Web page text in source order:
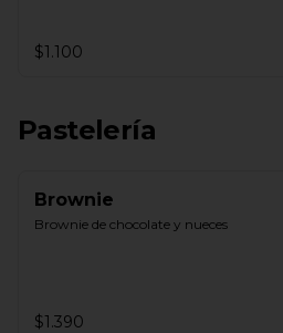
$1.100
Pastelería
Brownie
Brownie de chocolate y nueces
$1.390